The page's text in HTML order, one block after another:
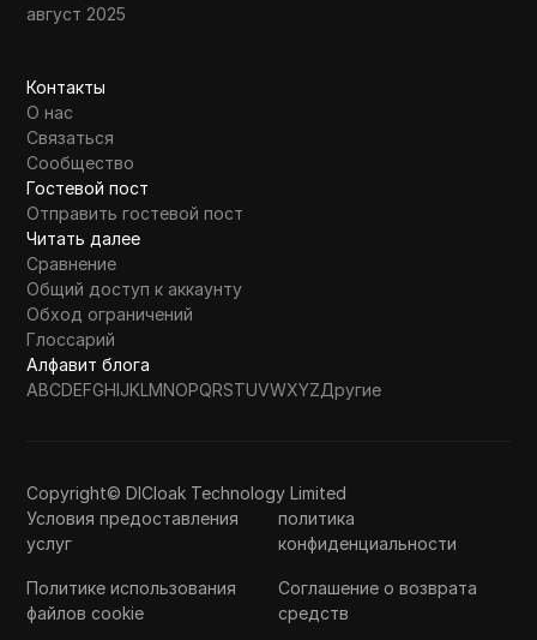
август 2025
Контакты
О нас
Связаться
Сообщество
Гостевой пост
Отправить гостевой пост
Читать далее
Сравнение
Общий доступ к аккаунту
Обход ограничений
Глоссарий
Алфавит блога
ABCDEFGHIJKLMNOPQRSTUVWXYZДругие
Copyright© DICloak Technology Limited
Условия предоставления
услуг
политика
конфиденциальности
Политике использования
файлов cookie
Соглашение о возврата
средств